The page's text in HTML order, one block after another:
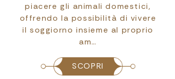
piacere gli animali domestici,
offrendo la possibilità di vivere
il soggiorno insieme al proprio
am…
SCOPRI